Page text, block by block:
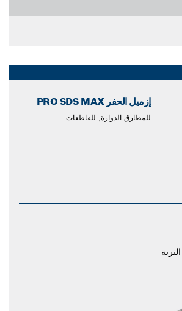
إزميل الحفر PRO SDS MAX
للمطارق الدوارة, للقاطعات